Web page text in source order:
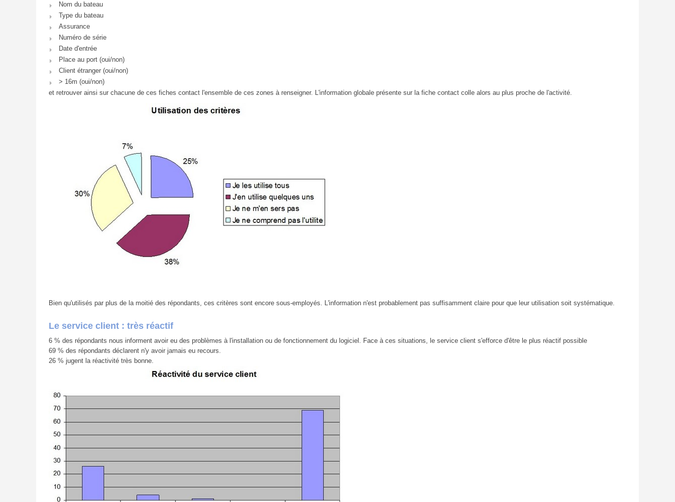
Nom du bateau
Type du bateau
Assurance
Numéro de série
Date d'entrée
Place au port (oui/non)
Client étranger (oui/non)
> 16m (oui/non)
et retrouver ainsi sur chacune de ces fiches contact l'ensemble de ces zones à renseigner. L'information globale présente sur la fiche contact colle alors au plus proche de l'activité.
Bien qu'utilisés par plus de la moitié des répondants, ces critères sont encore sous-employés. L'information n'est probablement pas suffisamment claire pour que leur utilisation soit systématique.
Le service client : très réactif
6 % des répondants nous informent avoir eu des problèmes à l'installation ou de fonctionnement du logiciel. Face à ces situations, le service client s'efforce d'être le plus réactif possible
69 % des répondants déclarent n'y avoir jamais eu recours.
26 % jugent la réactivité très bonne.